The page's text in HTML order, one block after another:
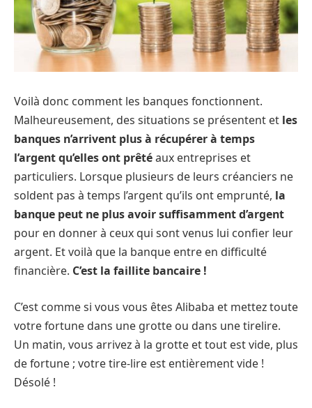
Voilà donc comment les banques fonctionnent.
Malheureusement, des situations se présentent et les
banques n’arrivent plus à récupérer à temps
l’argent qu’elles ont prêtéaux entreprises et
particuliers. Lorsque plusieurs de leurs créanciers ne
soldent pas à temps l’argent qu’ils ont emprunté, la
banque peut ne plus avoir suffisamment d’argent
pour en donner à ceux qui sont venus lui confier leur
argent. Et voilà que la banque entre en difficulté
financière. C’est la faillite bancaire !
C’est comme si vous vous êtes Alibaba et mettez toute
votre fortune dans une grotte ou dans une tirelire.
Un matin, vous arrivez à la grotte et tout est vide, plus
de fortune ; votre tire-lire est entièrement vide !
Désolé !